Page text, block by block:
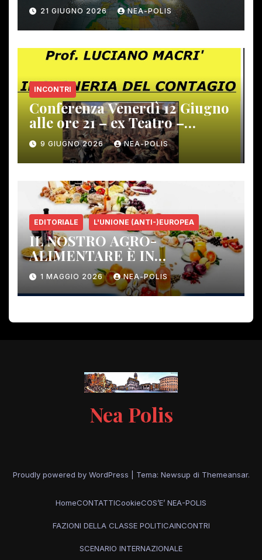
21 GIUGNO 2026 NEA-POLIS
INCONTRI
Conferenza Venerdì 12 Giugno
alle ore 21 – ex Teatro –
Gambassi Terme –
9 GIUGNO 2026 NEA-POLIS
EDITORIALE L'UNIONE (ANTI-)EUROPEA
IL NOSTRO AGRO-
ALIMENTARE È IN
PERICOLO!
1 MAGGIO 2026 NEA-POLIS
Nea Polis
Proudly powered by WordPress Tema: Newsup di Themeansar.
HomeCONTATTICookieCOS’E’ NEA-POLIS
FAZIONI DELLA CLASSE POLITICAINCONTRI
SCENARIO INTERNAZIONALE